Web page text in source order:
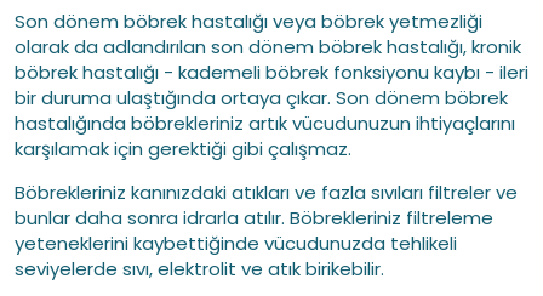
Son dönem böbrek hastalığı veya böbrek yetmezliği
olarak da adlandırılan son dönem böbrek hastalığı, kronik
böbrek hastalığı - kademeli böbrek fonksiyonu kaybı - ileri
bir duruma ulaştığında ortaya çıkar. Son dönem böbrek
hastalığında böbrekleriniz artık vücudunuzun ihtiyaçlarını
karşılamak için gerektiği gibi çalışmaz.
Böbrekleriniz kanınızdaki atıkları ve fazla sıvıları filtreler ve
bunlar daha sonra idrarla atılır. Böbrekleriniz filtreleme
yeteneklerini kaybettiğinde vücudunuzda tehlikeli
seviyelerde sıvı, elektrolit ve atık birikebilir.